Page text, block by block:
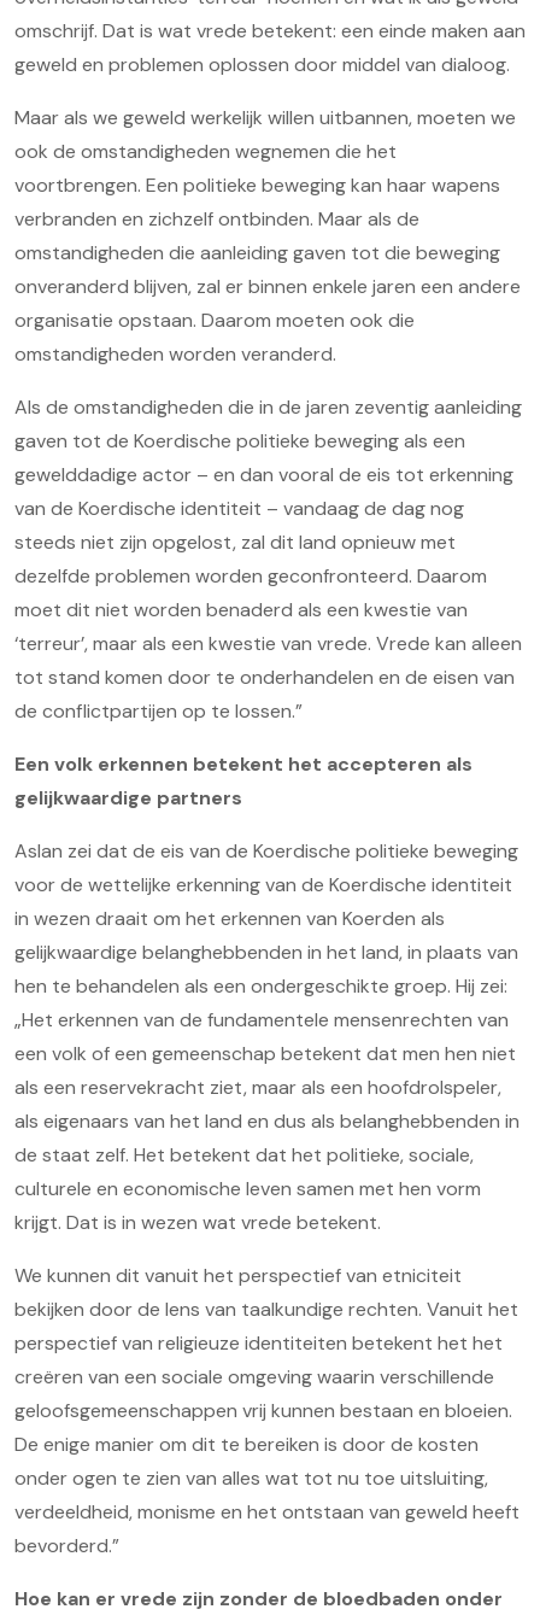
omschrijf. Dat is wat vrede betekent: een einde maken aan
geweld en problemen oplossen door middel van dialoog.
Maar als we geweld werkelijk willen uitbannen, moeten we
ook de omstandigheden wegnemen die het
voortbrengen. Een politieke beweging kan haar wapens
verbranden en zichzelf ontbinden. Maar als de
omstandigheden die aanleiding gaven tot die beweging
onveranderd blijven, zal er binnen enkele jaren een andere
organisatie opstaan. Daarom moeten ook die
omstandigheden worden veranderd.
Als de omstandigheden die in de jaren zeventig aanleiding
gaven tot de Koerdische politieke beweging als een
gewelddadige actor – en dan vooral de eis tot erkenning
van de Koerdische identiteit – vandaag de dag nog
steeds niet zijn opgelost, zal dit land opnieuw met
dezelfde problemen worden geconfronteerd. Daarom
moet dit niet worden benaderd als een kwestie van
‘terreur’, maar als een kwestie van vrede. Vrede kan alleen
tot stand komen door te onderhandelen en de eisen van
de conflictpartijen op te lossen.”
Een volk erkennen betekent het accepteren als
gelijkwaardige partners
Aslan zei dat de eis van de Koerdische politieke beweging
voor de wettelijke erkenning van de Koerdische identiteit
in wezen draait om het erkennen van Koerden als
gelijkwaardige belanghebbenden in het land, in plaats van
hen te behandelen als een ondergeschikte groep. Hij zei:
„Het erkennen van de fundamentele mensenrechten van
een volk of een gemeenschap betekent dat men hen niet
als een reservekracht ziet, maar als een hoofdrolspeler,
als eigenaars van het land en dus als belanghebbenden in
de staat zelf. Het betekent dat het politieke, sociale,
culturele en economische leven samen met hen vorm
krijgt. Dat is in wezen wat vrede betekent.
We kunnen dit vanuit het perspectief van etniciteit
bekijken door de lens van taalkundige rechten. Vanuit het
perspectief van religieuze identiteiten betekent het het
creëren van een sociale omgeving waarin verschillende
geloofsgemeenschappen vrij kunnen bestaan en bloeien.
De enige manier om dit te bereiken is door de kosten
onder ogen te zien van alles wat tot nu toe uitsluiting,
verdeeldheid, monisme en het ontstaan van geweld heeft
bevorderd.”
Hoe kan er vrede zijn zonder de bloedbaden onder